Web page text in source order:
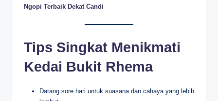
Ngopi Terbaik Dekat Candi
Tips Singkat Menikmati
Kedai Bukit Rhema
Datang sore hari untuk suasana dan cahaya yang lebih